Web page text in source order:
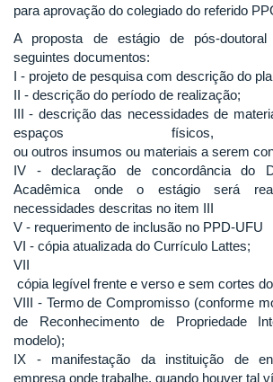
para aprovação do colegiado do referido
A proposta de estágio de pós-
seguintes documentos:
I - projeto de pesquisa com descrição do
II - descrição do período de realização;
III - descrição das necessidades de
espaços físicos,
ou outros insumos ou materiais a serem
IV - declaração de concordância do
Acadêmica onde o estágio será
necessidades descritas no item III
V - requerimento de inclusão no PPD-UFU
VI - cópia atualizada do Currículo Lattes;
VII
cópia legível frente e verso e sem cortes
VIII - Termo de Compromisso (conforme
de Reconhecimento de Propriedade
modelo);
IX - manifestação da instituição de
empresa onde trabalhe, quando houver tal